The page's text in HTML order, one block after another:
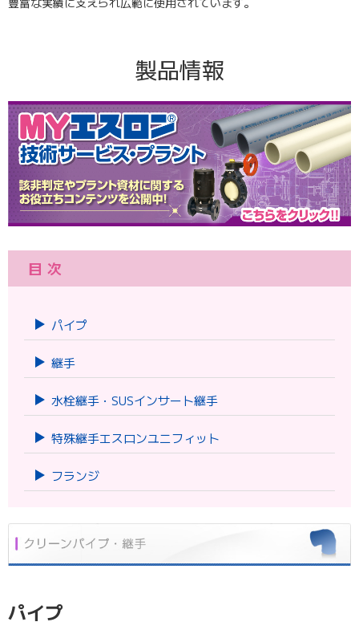
製品情報
目次
パイプ
継手
水栓継手・SUSインサート継手
特殊継手エスロンユニフィット
フランジ
パイプ